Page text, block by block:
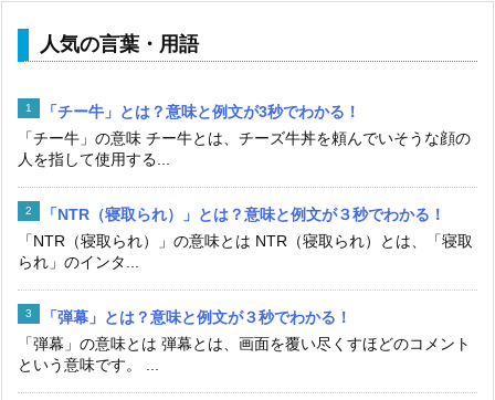
人気の言葉・用語
「チー牛」とは？意味と例文が3秒でわかる！
「チー牛」の意味 チー牛とは、チーズ牛丼を頼んでいそうな顔の
人を指して使用する...
「NTR（寝取られ）」とは？意味と例文が３秒でわかる！
「NTR（寝取られ）」の意味とは NTR（寝取られ）とは、「寝取
られ」のインタ...
「弾幕」とは？意味と例文が３秒でわかる！
「弾幕」の意味とは 弾幕とは、画面を覆い尽くすほどのコメント
という意味です。 ...